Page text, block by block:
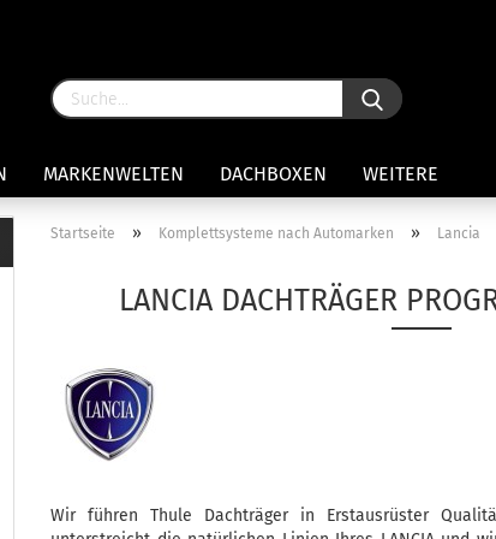
MARKENWELTEN DACHBOXEN WEITERE
Reling
50.. für 7105
Fahrzeuge mit
Dach
Startseite » Komplettsysteme nach Automarken » Lancia
LANCIA DACHTRÄGER
Wir führen Thule Dachträger in Erstausrüster